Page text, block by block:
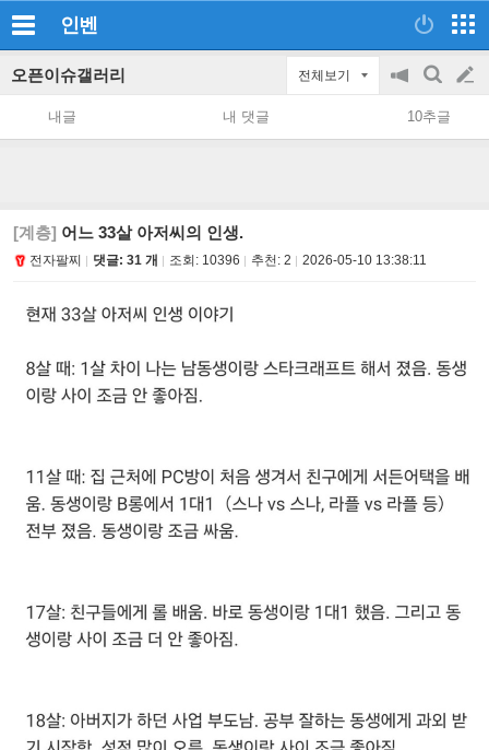
인벤
오픈이슈갤러리 전체보기
공
지
on/off
검
색
글
쓰
내글 내 댓글 10추글
[계층] 어느 33살 아저씨의 인생.
전자팔찌 댓글: 31 개 조회: 10396 추천: 2 2026-05-10 13:38:11